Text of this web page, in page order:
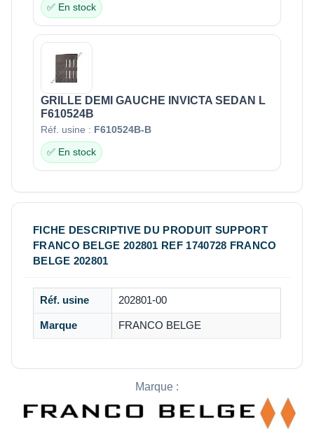
✅ En stock
GRILLE DEMI GAUCHE INVICTA SEDAN L
F610524B
Réf. usine : F610524B-B
✅ En stock
FICHE DESCRIPTIVE DU PRODUIT SUPPORT
FRANCO BELGE 202801 REF 1740728 FRANCO
BELGE 202801
Réf. usine 202801-00
Marque FRANCO BELGE
Marque :